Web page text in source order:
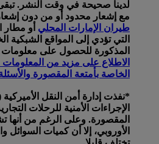
لدينا صحيحة في وقت النشر.
مع إشعار محدود أو من دون
طيران الإمارات المحلي أو مطار
التي تؤدي إلى المواقع الشبكية
المذكورة للحصول على معلومات
الاطلاع على مزيد من المعلومات
الخاصة بأمتعة المقصورة
الإجراءات الأمنية للرحلات
المقصورة. وعلى الرغم من أنها
الأوروبي، إلا أن كميات السوائل